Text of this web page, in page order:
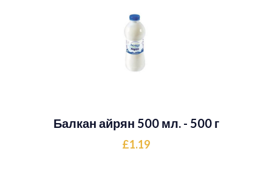
Балкан айрян 500 мл. - 500 г
£1.19